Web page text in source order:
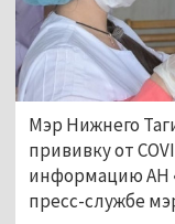
Мэр Нижнего
прививку от
информацию АН
пресс-службе